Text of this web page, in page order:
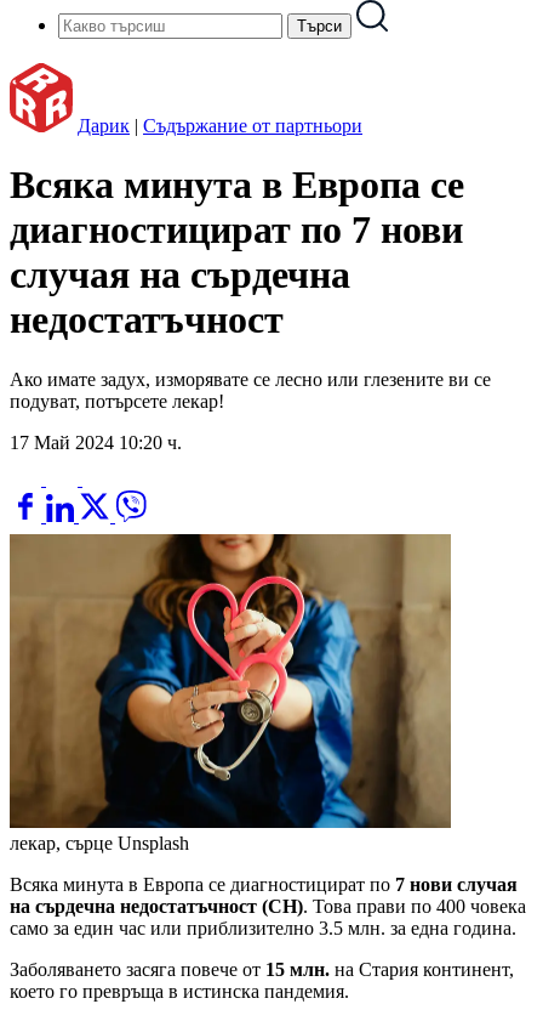
Дарик | Съдържание от партньори
Всяка минута в Европа се
диагностицират по 7 нови
случая на сърдечна
недостатъчност
Ако имате задух, изморявате се лесно или глезените ви се
подуват, потърсете лекар!
17 Май 2024 10:20 ч.
лекар, сърце Unsplash
Всяка минута в Европа се диагностицират по 7 нови случая
на сърдечна недостатъчност (СН). Това прави по 400 човека
само за един час или приблизително 3.5 млн. за една година.
Заболяването засяга повече от 15 млн. на Стария континент,
което го превръща в истинска пандемия.